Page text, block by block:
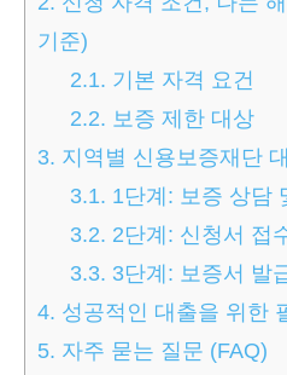
기준)
2.1. 기본 자격 요건
2.2. 보증 제한 대상
3. 지역별 신용보증재단
3.1. 1단계: 보증 상담
3.2. 2단계: 신청서 접
3.3. 3단계: 보증서 발
4. 성공적인 대출을 위한
5. 자주 묻는 질문 (FAQ)